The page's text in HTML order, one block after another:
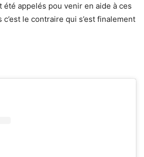
appelés pou venir en aide à ces
le contraire qui s’est finalement